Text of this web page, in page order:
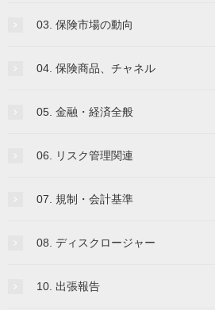
03. 保険市場の動向
04. 保険商品、チャネル
05. 金融・経済全般
06. リスク管理関連
07. 規制・会計基準
08. ディスクロージャー
10. 出張報告